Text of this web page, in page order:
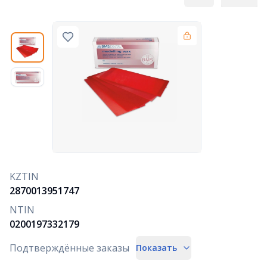
KZTIN
2870013951747
NTIN
0200197332179
Подтверждённые заказы
Показать